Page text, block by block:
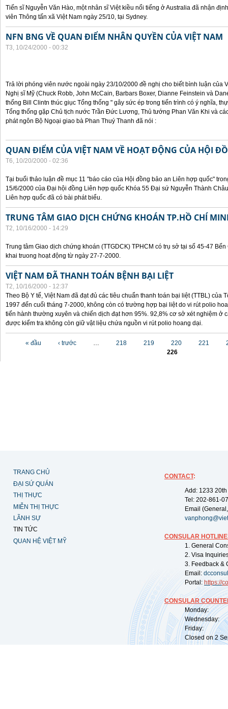
Tiến sĩ Nguyễn Văn Hào, một nhân sĩ Việt kiều nổi tiếng ở Australia đã nhận
viên Thông tấn xã Việt Nam ngày 25/10, tại Sydney.
NFN BNG VỀ QUAN ĐIỂM NHÂN QUYỀN CỦA VIỆT NAM
T3, 10/24/2000 - 00:32
Trả lời phóng viên nước ngoài ngày 23/10/2000 đề nghị cho biết bình luận của
Nghị sĩ Mỹ (Chuck Robb, John McCain, Barbars Boxer, Dianne Feinstein và
thống Bill Clintn thúc giục Tổng thống " gây sức ép trong tiến trình có ý nghĩa,
Tổng thống gặp Chủ tịch nước Trần Đức Lương, Thủ tướng Phan Văn Khi và
phát ngôn Bộ Ngoại giao bà Phan Thuý Thanh đã nói :
QUAN ĐIỂM CỦA VIỆT NAM VỀ HOẠT ĐỘNG CỦA HỘI
T6, 10/20/2000 - 02:36
Tại buổi thảo luận đề mục 11 "báo cáo của Hội đồng bảo an Liên hợp quốc"
15/6/2000 của Đại hội đồng Liên hợp quốc Khóa 55 Đại sứ Nguyễn Thành
Liên hợp quốc đã có bài phát biểu.
TRUNG TÂM GIAO DỊCH CHỨNG KHOÁN TP.HỒ CHÍ
T2, 10/16/2000 - 14:29
Trung tâm Giao dịch chứng khoán (TTGDCK) TPHCM có trụ sở tại số 45-47
khai truong hoạt động từ ngày 27-7-2000.
VIỆT NAM ĐÃ THANH TOÁN BỆNH BẠI LIỆT
T2, 10/16/2000 - 12:37
Theo Bộ Y tế, Việt Nam đã đạt đủ các tiêu chuẩn thanh toán bại liệt (TTBL) của
1997 đến cuối tháng 7-2000, không còn có trường hợp bại liệt do vi rút polio
tiến hành thường xuyên và chiến dịch đạt hơn 95%. 92,8% cơ sở xét nghiệm ở
được kiểm tra không còn giữ vật liệu chứa nguồn vi rút polio hoang dại.
« đầu ‹ trước … 218 219 220 221
226
TRANG CHỦ
ĐẠI SỨ QUÁN
THỊ THỰC
MIỄN THỊ THỰC
LÃNH SỰ
TIN TỨC
QUAN HỆ VIỆT MỸ
CONTACT:
Add: 1233
Tel: 202-861-
Email
CONSULAR
1. General
2. Visa
3. Feedback &
Email:
Portal: https://
CONSULAR
Monday:
Wednesday:
Friday:
Closed on 2